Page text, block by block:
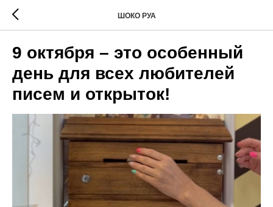
ШОКО РУА
9 октября – это особенный
день для всех любителей
писем и открыток!